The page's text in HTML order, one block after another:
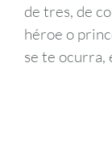
de tres, de
héroe o
se te ocurra,